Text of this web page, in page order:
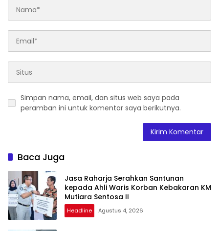
Simpan nama, email, dan situs web saya pada
peramban ini untuk komentar saya berikutnya.
Baca Juga
Jasa Raharja Serahkan Santunan
kepada Ahli Waris Korban Kebakaran KM
Mutiara Sentosa II
Headline Agustus 4, 2026